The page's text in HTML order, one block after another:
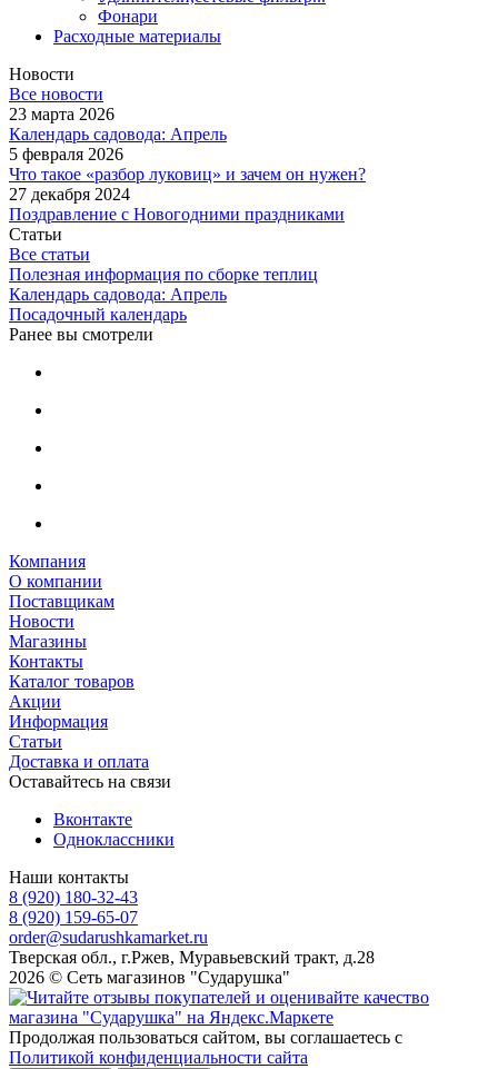
Фонари
Расходные материалы
Новости
Все новости
23 марта 2026
Календарь садовода: Апрель
5 февраля 2026
Что такое «разбор луковиц» и зачем он нужен?
27 декабря 2024
Поздравление с Новогодними праздниками
Статьи
Все статьи
Полезная информация по сборке теплиц
Календарь садовода: Апрель
Посадочный календарь
Ранее вы смотрели
Компания
О компании
Поставщикам
Новости
Магазины
Контакты
Каталог товаров
Акции
Информация
Статьи
Доставка и оплата
Оставайтесь на связи
Вконтакте
Одноклассники
Наши контакты
8 (920) 180-32-43
8 (920) 159-65-07
order@sudarushkamarket.ru
Тверская обл., г.Ржев, Муравьевский тракт, д.28
2026 © Сеть магазинов "Сударушка"
Продолжая пользоваться сайтом, вы соглашаетесь с
Политикой конфиденциальности сайта